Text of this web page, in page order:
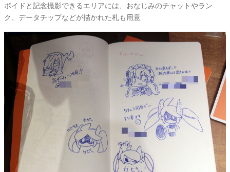
ボイドと記念撮影できるエリアには、おなじみのチャットやラン
ク、データチップなどが描かれた札も用意